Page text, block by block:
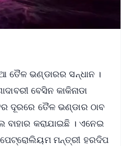
ତୈଳ ଭଣ୍ଡାରର ସନ୍ଧାନ ।
ବେସିନ କାକିନାଡା
ଦୂରରେ ତୈଳ ଭଣ୍ଡାର ଠାବ
କରାଯାଇଛି । ଏନେଇ
ମନ୍ତ୍ରୀ ହରଦିପ